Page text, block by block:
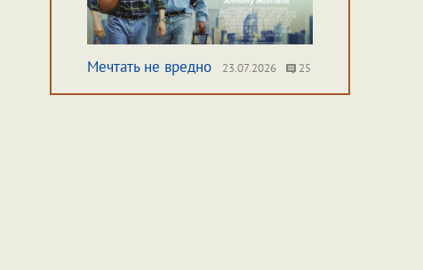
Мечтать не вредно 23.07.2026 25